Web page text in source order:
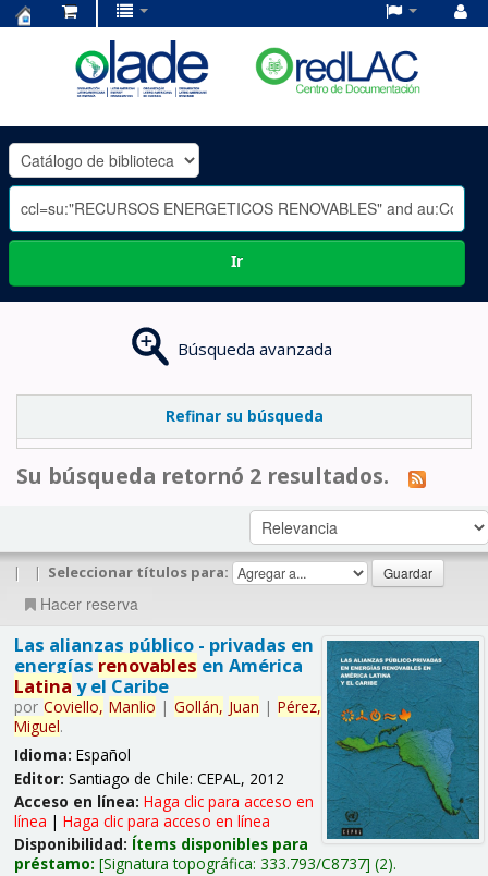
OLADE
-
Ir
Búsqueda avanzada
Refinar su búsqueda
Su búsqueda retornó 2 resultados.
| | Seleccionar títulos para:
Hacer reserva
Las alianzas público - privadas en
energías renovables en América
Latina y el Caribe
por Coviello, Manlio | Gollán, Juan | Pérez,
Miguel.
Idioma: Español
Editor: Santiago de Chile: CEPAL, 2012
Acceso en línea: Haga clic para acceso en
línea | Haga clic para acceso en línea
Disponibilidad: Ítems disponibles para
préstamo: Signatura topográfica: 333.793/C8737 (2).